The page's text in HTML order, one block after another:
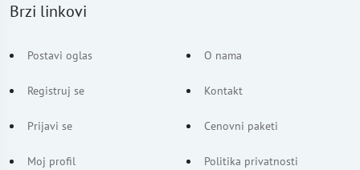
Brzi linkovi
Postavi oglas
Registruj se
Prijavi se
Moj profil
O nama
Kontakt
Cenovni paketi
Politika privatnosti